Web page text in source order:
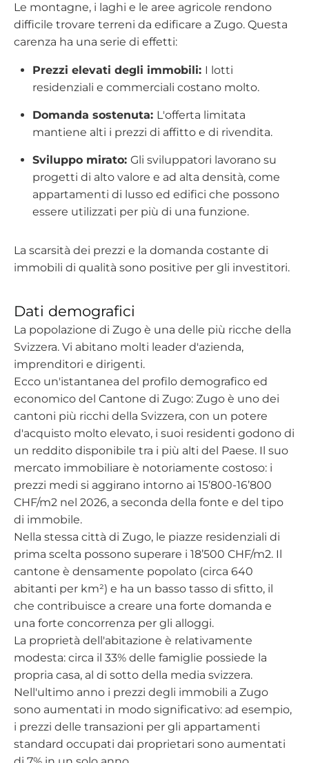
Le montagne, i laghi e le aree agricole rendono
difficile trovare terreni da edificare a Zugo. Questa
carenza ha una serie di effetti:
Prezzi elevati degli immobili: I lotti
residenziali e commerciali costano molto.
Domanda sostenuta: L'offerta limitata
mantiene alti i prezzi di affitto e di rivendita.
Sviluppo mirato:Gli sviluppatori lavorano su
progetti di alto valore e ad alta densità, come
appartamenti di lusso ed edifici che possono
essere utilizzati per più di una funzione.
La scarsità dei prezzi e la domanda costante di
immobili di qualità sono positive per gli investitori.
Dati demografici
La popolazione di Zugo è una delle più ricche della
Svizzera. Vi abitano molti leader d'azienda,
imprenditori e dirigenti.
Ecco un'istantanea del profilo demografico ed
economico del Cantone di Zugo: Zugo è uno dei
cantoni più ricchi della Svizzera, con un potere
d'acquisto molto elevato, i suoi residenti godono di
un reddito disponibile tra i più alti del Paese. Il suo
mercato immobiliare è notoriamente costoso: i
prezzi medi si aggirano intorno ai 15’800-16’800
CHF/m2 nel 2026, a seconda della fonte e del tipo
di immobile.
Nella stessa città di Zugo, le piazze residenziali di
prima scelta possono superare i 18’500 CHF/m2. Il
cantone è densamente popolato (circa 640
abitanti per km²) e ha un basso tasso di sfitto, il
che contribuisce a creare una forte domanda e
una forte concorrenza per gli alloggi.
La proprietà dell'abitazione è relativamente
modesta: circa il 33% delle famiglie possiede la
propria casa, al di sotto della media svizzera.
Nell'ultimo anno i prezzi degli immobili a Zugo
sono aumentati in modo significativo: ad esempio,
i prezzi delle transazioni per gli appartamenti
standard occupati dai proprietari sono aumentati